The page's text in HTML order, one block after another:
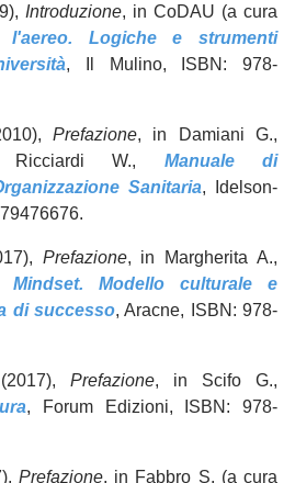
Introduzione, in CoDAU (a cura
Logiche e strumenti
, Il Mulino, ISBN: 978-
Prefazione, in Damiani G.,
Ricciardi W., Manuale di
Sanitaria, Idelson-
Prefazione, in Margherita A.,
Mindset. Modello culturale e
di successo, Aracne, ISBN: 978-
Prefazione, in Scifo G.,
, Forum Edizioni, ISBN: 978-
Prefazione, in Fabbro S. (a cura